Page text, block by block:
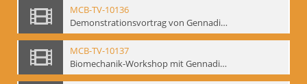
MCB-TV-10136
Demonstrationsvortrag von Gennadij Bogdanow, Frankfurt a.M., 1992 - Interne Signatur: BM-vid-51
MCB-TV-10137
Biomechanik-Workshop mit Gennadij Bogdanow, Mime Centrum Berlin, Oktober 1992 - Interne Signatur: BM-vid-53